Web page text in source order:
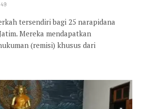
tersendiri bagi 25 narapidana
Mereka mendapatkan
(remisi) khusus dari